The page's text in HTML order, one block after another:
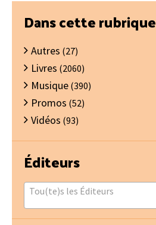
Barre
latérale
principale
Dans cette rubrique
Autres (27)
Livres (2060)
Musique (390)
Promos (52)
Vidéos (93)
Éditeurs
Tou(te)s les Éditeurs